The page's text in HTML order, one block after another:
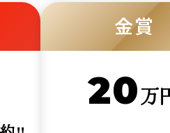
金賞
20万